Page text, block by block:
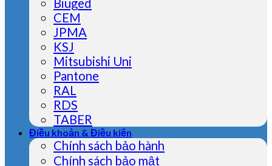
Biuged
CEM
JPMA
KSJ
Mitsubishi Uni
Pantone
RAL
RDS
TABER
Điều khoản & Điều kiện
Chính sách bảo hành
Chính sách bảo mật